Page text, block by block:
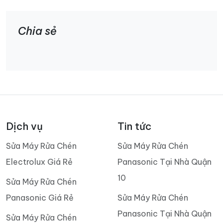
Chia sẻ
Dịch vụ
Sửa Máy Rửa Chén
Electrolux Giá Rẻ
Sửa Máy Rửa Chén
Panasonic Giá Rẻ
Sửa Máy Rửa Chén
Tin tức
Sửa Máy Rửa Chén
Panasonic Tại Nhà Quận
10
Sửa Máy Rửa Chén
Panasonic Tại Nhà Quận